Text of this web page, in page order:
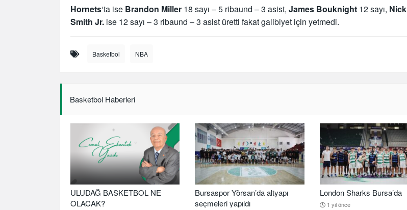
Hornets‘ta ise Brandon Miller 18 sayı – 5 ribaund – 3 asist, James Bouknight 12 sayı, Nick
Smith Jr. ise 12 sayı – 3 ribaund – 3 asist üretti fakat galibiyet için yetmedi.
Basketbol NBA
Basketbol Haberleri
ULUDAĞ BASKETBOL NE
OLACAK?
Bursaspor Yörsan’da altyapı
seçmeleri yapıldı
London Sharks Bursa’da
1 yıl önce